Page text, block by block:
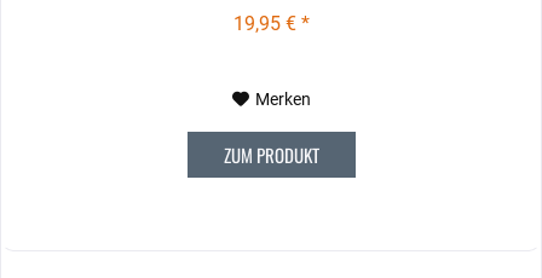
19,95 € *
Merken
ZUM PRODUKT